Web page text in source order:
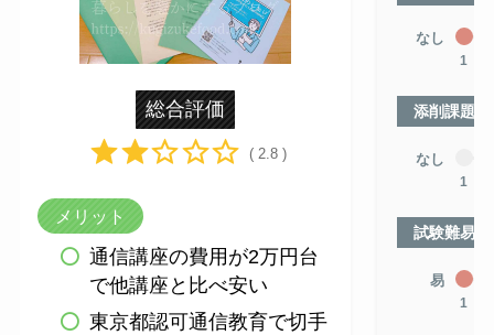
総合評価
( 2.8 )
メリット
通信講座の費用が2万円台
で他講座と比べ安い
東京都認可通信教育で切手
なし
1
添削課題
なし
1
試験難易度
易
1